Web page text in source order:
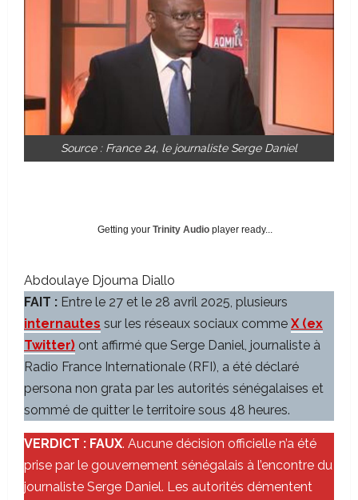
Source : France 24, le journaliste Serge Daniel
Getting your Trinity Audio player ready...
Abdoulaye Djouma Diallo
FAIT : Entre le 27 et le 28 avril 2025, plusieurs
internautes sur les réseaux sociaux comme X (ex
Twitter) ont affirmé que Serge Daniel, journaliste à
Radio France Internationale (RFI), a été déclaré
persona non grata par les autorités sénégalaises et
sommé de quitter le territoire sous 48 heures.
VERDICT : FAUX. Aucune décision officielle n’a été
prise par le gouvernement sénégalais à l’encontre du
journaliste Serge Daniel. Les autorités démentent